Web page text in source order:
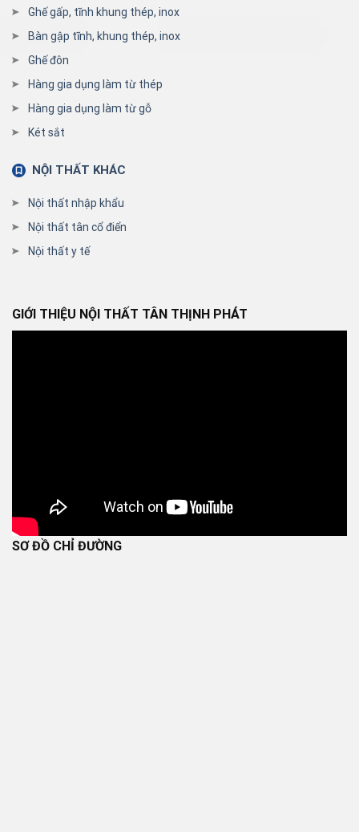
Ghế gấp, tĩnh khung thép, inox
Bàn gập tĩnh, khung thép, inox
Ghế đôn
Hàng gia dụng làm từ thép
Hàng gia dụng làm từ gỗ
Két sắt
NỘI THẤT KHÁC
Nội thất nhập khẩu
Nội thất tân cổ điển
Nội thất y tế
GIỚI THIỆU NỘI THẤT TÂN THỊNH PHÁT
SƠ ĐỒ CHỈ ĐƯỜNG